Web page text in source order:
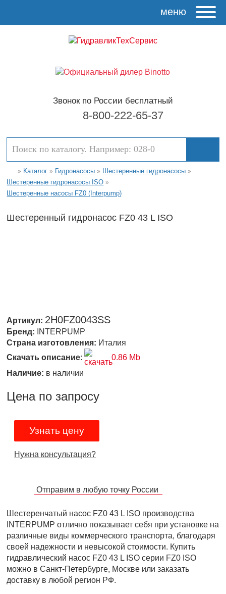
меню
Звонок по России бесплатный
8-800-222-65-37
» Каталог » Гидронасосы » Шестеренные гидронасосы »
Шестеренные гидронасосы ISO »
Шестеренные насосы FZ0 (Interpump)
Шестеренный гидронасос FZ0 43 L ISO
Артикул: 2H0FZ0043SS
Бренд: INTERPUMP
Страна изготовления: Италия
Скачать описание:
0.86 Mb
Наличие: в наличии
Цена по запросу
Узнать цену
Нужна консультация?
Отправим в любую точку России
Шестеренчатый насос FZ0 43 L ISO производства
INTERPUMP отлично показывает себя при установке на
различные виды коммерческого транспорта, благодаря
своей надежности и невысокой стоимости. Купить
гидравлический насос FZ0 43 L ISO серии FZ0 ISO
можно в Санкт-Петербурге, Москве или заказать
доставку в любой регион РФ.